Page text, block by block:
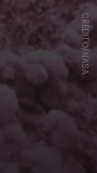
CRÉDITO/NASA